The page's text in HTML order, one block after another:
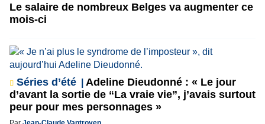
Le salaire de nombreux Belges va augmenter ce
mois-ci
Séries d’été
Adeline Dieudonné : « Le jour
d’avant la sortie de “La vraie vie”, j’avais surtout
peur pour mes personnages »